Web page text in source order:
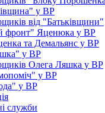
у ВР
від "Батьківщини"
фронт" Яценюка у ВР
та Демальянс у ВР
у ВР
Олега Ляшка у ВР
у ВР
у ВР
служби